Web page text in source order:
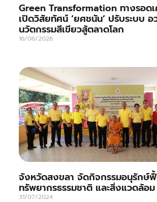
Green Transformation ทางรอด
เปิดวิสัยทัศน์ ‘ยศชนัน’ ปรับระบบ อ
นวัตกรรมสีเขียวสู้ตลาดโลก
16/06/2026
จังหวัดสงขลา จัดกิจกรรมอนุรักษ์
ทรัพยากรธรรมชาติ และสิ่งแวดล้อม
31/07/2024